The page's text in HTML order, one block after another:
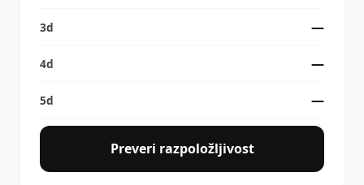
—
—
—
Preveri razpoložljivost